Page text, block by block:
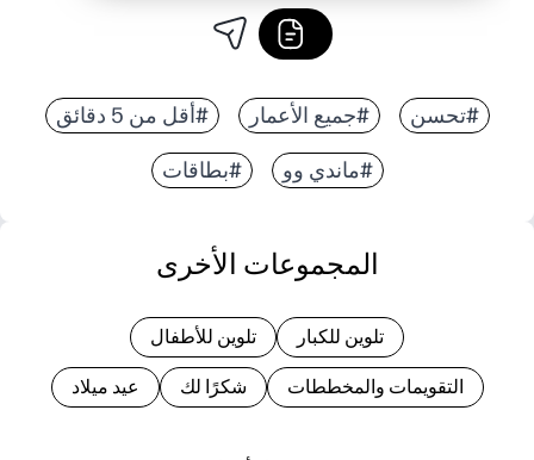
#تحسن #جميع الأعمار #أقل من 5 دقائق
#ماندي وو #بطاقات
المجموعات الأخرى
تلوين للكبار تلوين للأطفال
التقويمات والمخططات شكرًا لك عيد ميلاد